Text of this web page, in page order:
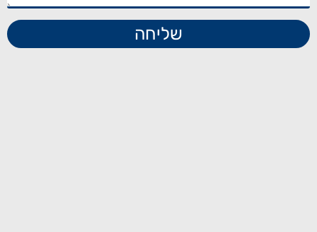
שליחה